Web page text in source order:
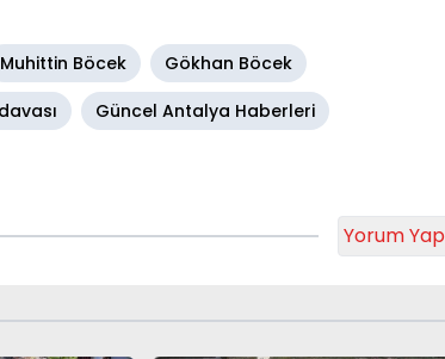
Muhittin Böcek
Gökhan Böcek
Güncel Antalya Haberleri
Yorum Yap